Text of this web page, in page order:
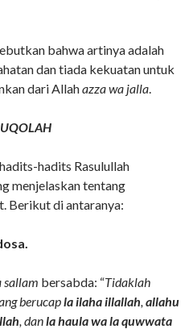
bahwa artinya adalah
dan tiada kekuatan untuk
dari Allahazza wa jalla.
hadits Rasulullah
menjelaskan tentang
Berikut di antaranya:
sallam bersabda: “Tidaklah
berucapla ilaha illallah, allahu
, danla haula wa la quwwata